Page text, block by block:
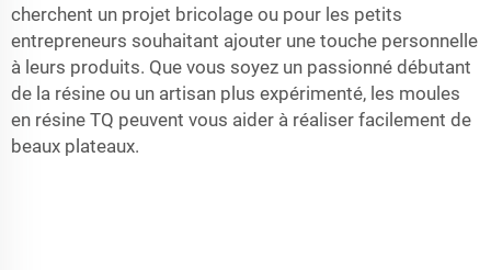
cherchent un projet bricolage ou pour les petits
entrepreneurs souhaitant ajouter une touche personnelle
à leurs produits. Que vous soyez un passionné débutant
de la résine ou un artisan plus expérimenté, les moules
en résine TQ peuvent vous aider à réaliser facilement de
beaux plateaux.